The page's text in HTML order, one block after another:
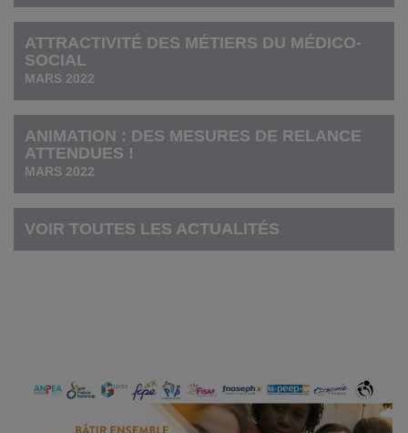
ATTRACTIVITÉ DES MÉTIERS DU MÉDICO-
SOCIAL
MARS 2022
ANIMATION : DES MESURES DE RELANCE
ATTENDUES !
MARS 2022
VOIR TOUTES LES ACTUALITÉS